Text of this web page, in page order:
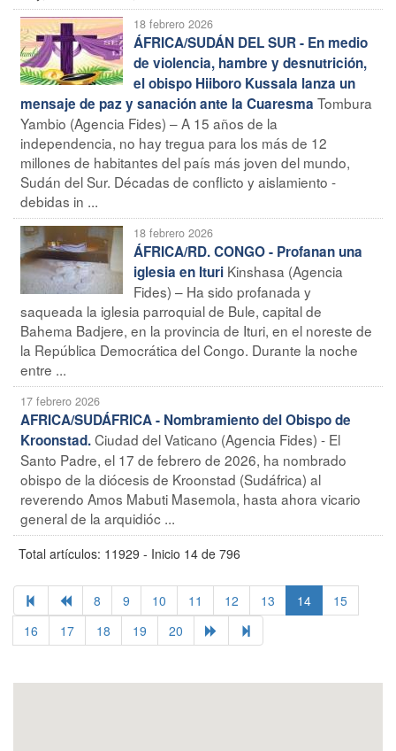
18 febrero 2026
ÁFRICA/SUDÁN DEL SUR - En medio
de violencia, hambre y desnutrición,
el obispo Hiiboro Kussala lanza un
mensaje de paz y sanación ante la Cuaresma Tombura
Yambio (Agencia Fides) – A 15 años de la
independencia, no hay tregua para los más de 12
millones de habitantes del país más joven del mundo,
Sudán del Sur. Décadas de conflicto y aislamiento -
debidas in ...
18 febrero 2026
ÁFRICA/RD. CONGO - Profanan una
iglesia en Ituri Kinshasa (Agencia
Fides) – Ha sido profanada y
saqueada la iglesia parroquial de Bule, capital de
Bahema Badjere, en la provincia de Ituri, en el noreste de
la República Democrática del Congo. Durante la noche
entre ...
17 febrero 2026
AFRICA/SUDÁFRICA - Nombramiento del Obispo de
Kroonstad.Ciudad del Vaticano (Agencia Fides) - El
Santo Padre, el 17 de febrero de 2026, ha nombrado
obispo de la diócesis de Kroonstad (Sudáfrica) al
reverendo Amos Mabuti Masemola, hasta ahora vicario
general de la arquidióc ...
Total artículos: 11929 - Inicio 14 de 796
8 9 10 11 12 13 14
15
16
17 18 19 20